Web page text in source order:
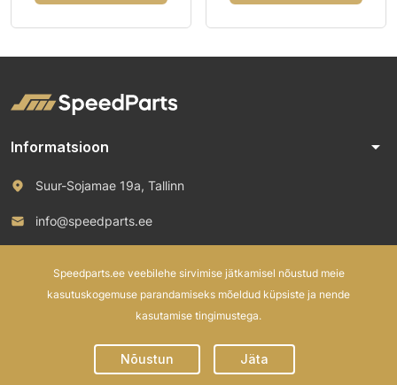
Informatsioon arrow_drop_down
Suur-Sojamae 19a, Tallinn
info@speedparts.ee
Speedparts.ee veebilehe sirvimise jätkamisel nõustud meie
kasutuskogemuse parandamiseks mõeldud küpsiste ja nende
kasutamise tingimustega.
Nõustun Jäta